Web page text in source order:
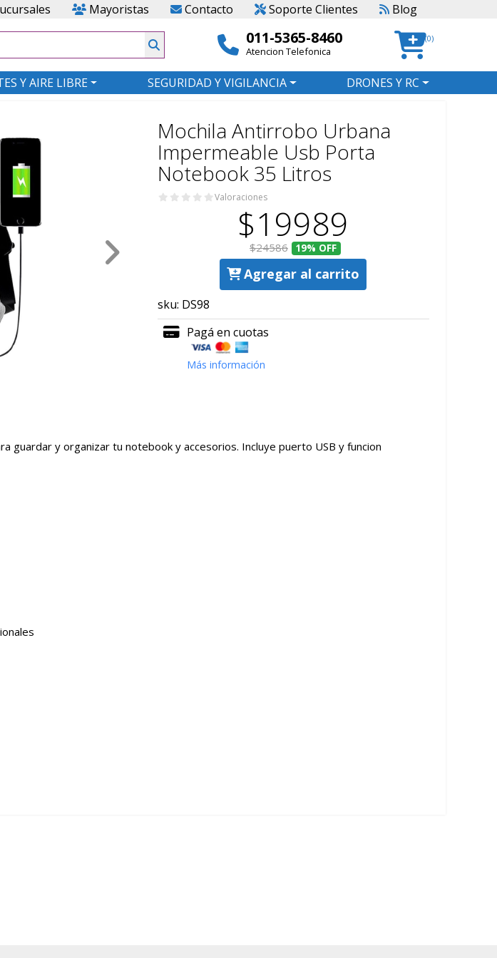
Mayoristas Contacto Soporte Clientes Blog
011-5365-8460
Atencion Telefonica
(0)
Y AIRE LIBRE SEGURIDAD Y VIGILANCIA DRONES Y RC
Mochila Antirrobo Urbana
Impermeable Usb Porta
Notebook 35 Litros
Valoraciones
$19989
$24586 19% OFF
Agregar al carrito
sku: DS98
Pagá en cuotas
Más información
guardar y organizar tu notebook y accesorios. Incluye puerto USB y funcion